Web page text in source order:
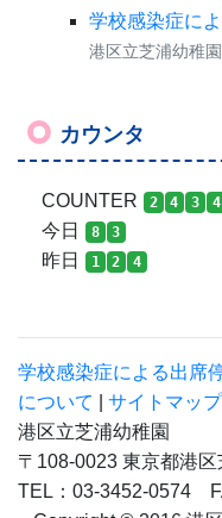
学校感染症に
港区立芝浦幼稚
カウンタ
COUNTER 2 4 3 4
今日 8 3
昨日 1 2 4
学校感染症による出席
について
サイトマップ
港区立芝浦幼稚園
〒108-0023 東京都港
TEL：03-3452-0574